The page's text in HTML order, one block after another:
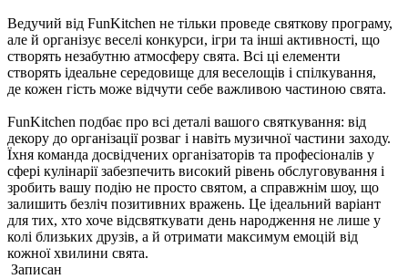
Ведучий від FunKitchen не тільки проведе святкову програму,
але й організує веселі конкурси, ігри та інші активності, що
створять незабутню атмосферу свята. Всі ці елементи
створять ідеальне середовище для веселощів і спілкування,
де кожен гість може відчути себе важливою частиною свята.
FunKitchen подбає про всі деталі вашого святкування: від
декору до організації розваг і навіть музичної частини заходу.
Їхня команда досвідчених організаторів та професіоналів у
сфері кулінарії забезпечить високий рівень обслуговування і
зробить вашу подію не просто святом, а справжнім шоу, що
залишить безліч позитивних вражень. Це ідеальний варіант
для тих, хто хоче відсвяткувати день народження не лише у
колі близьких друзів, а й отримати максимум емоцій від
кожної хвилини свята.
Записан